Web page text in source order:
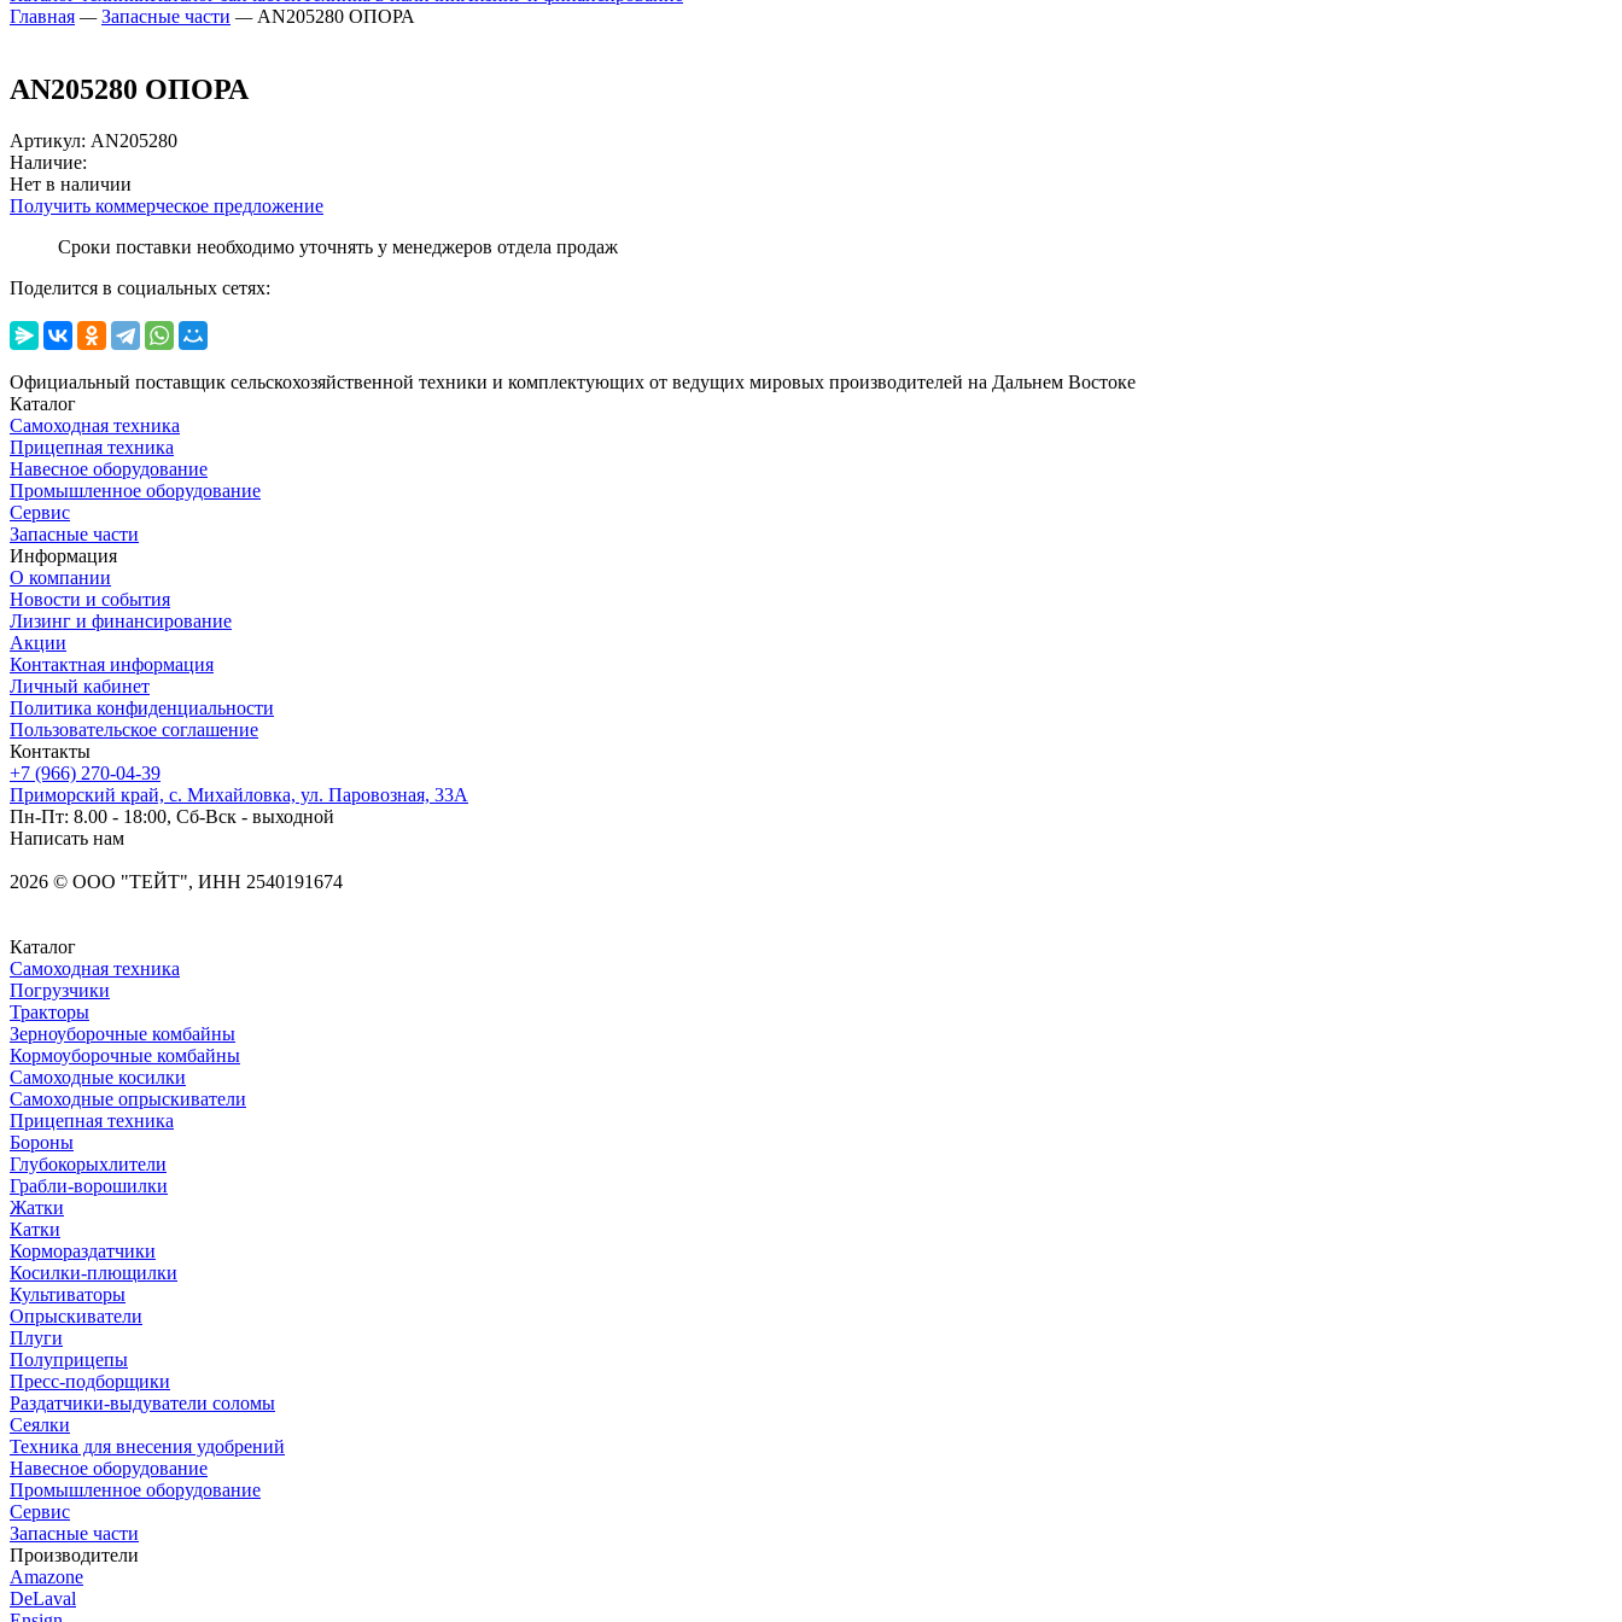
Главная — Запасные части — AN205280 ОПОРА
AN205280 ОПОРА
Артикул: AN205280
Наличие:
Нет в наличии
Получить коммерческое предложение
Сроки поставки необходимо уточнять у менеджеров отдела продаж
Поделится в социальных сетях:
Официальный поставщик сельскохозяйственной техники и комплектующих от ведущих мировых производителей на Дальнем Востоке
Каталог
Самоходная техника
Прицепная техника
Навесное оборудование
Промышленное оборудование
Сервис
Запасные части
Информация
О компании
Новости и события
Лизинг и финансирование
Акции
Контактная информация
Личный кабинет
Политика конфиденциальности
Пользовательское соглашение
Контакты
+7 (966) 270-04-39
Приморский край, с. Михайловка, ул. Паровозная, 33А
Пн-Пт: 8.00 - 18:00, Сб-Вск - выходной
Написать нам
2026 © OOO "ТЕЙТ", ИНН 2540191674
Каталог
Самоходная техника
Погрузчики
Тракторы
Зерноуборочные комбайны
Кормоуборочные комбайны
Самоходные косилки
Самоходные опрыскиватели
Прицепная техника
Бороны
Глубокорыхлители
Грабли-ворошилки
Жатки
Катки
Кормораздатчики
Косилки-плющилки
Культиваторы
Опрыскиватели
Плуги
Полуприцепы
Пресс-подборщики
Раздатчики-выдуватели соломы
Сеялки
Техника для внесения удобрений
Навесное оборудование
Промышленное оборудование
Сервис
Запасные части
Производители
Amazone
DeLaval